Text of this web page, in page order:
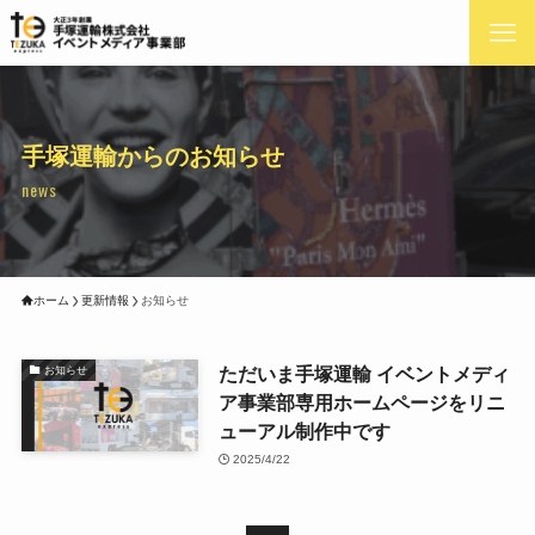
手塚運輸からのお知らせ
news
ホーム 更新情報 お知らせ
お知らせ
ただいま手塚運輸 イベントメディ
ア事業部専用ホームページをリニ
ューアル制作中です
2025/4/22